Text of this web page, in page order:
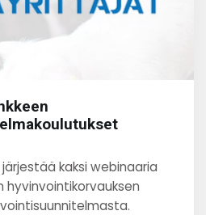
kaksi webinaaria
hyvinvointikorvauksen